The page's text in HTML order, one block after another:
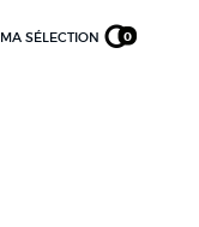
MA SÉLECTION 0